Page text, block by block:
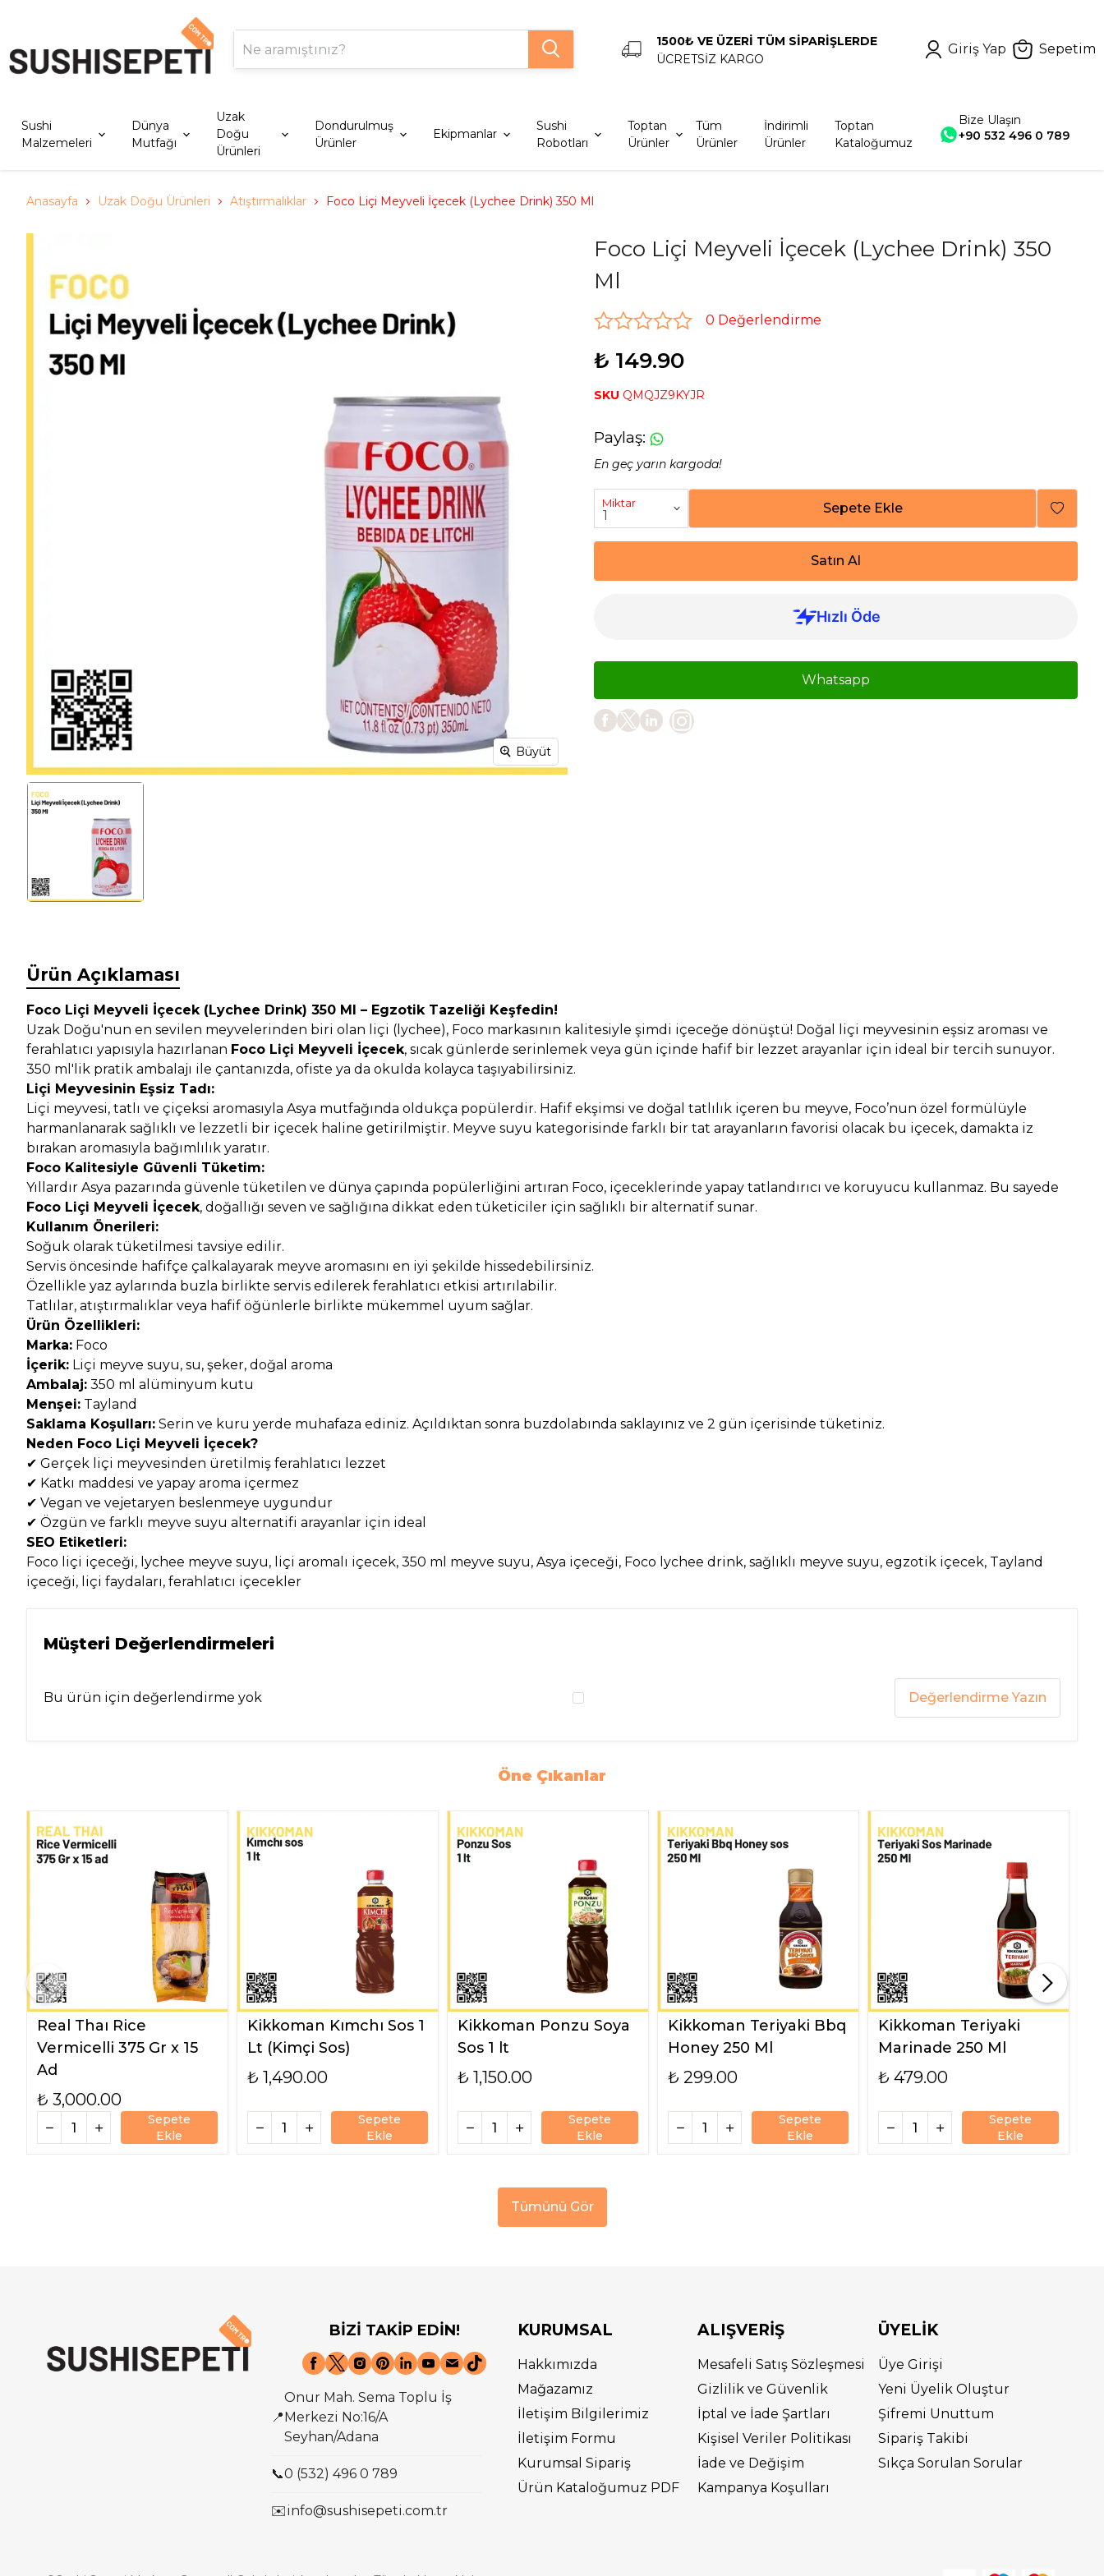
1500₺ VE ÜZERİ TÜM SİPARİŞLERDE
ÜCRETSİZ KARGO
Giriş Yap Sepetim
Sushi
Malzemeleri
Dünya
Mutfağı
Uzak
Doğu
Ürünleri
Dondurulmuş
Ürünler
Ekipmanlar
Sushi
Robotları
Toptan
Ürünler
Tüm
Ürünler
İndirimli
Ürünler
Toptan
Kataloğumuz
Bize Ulaşın
+90 532 496 0 789
Anasayfa Uzak Doğu Ürünleri Atıştırmalıklar Foco Liçi Meyveli İçecek (Lychee Drink) 350 Ml
Büyüt
Foco Liçi Meyveli İçecek (Lychee Drink) 350
Ml
0 Değerlendirme
₺ 149.90
SKU QMQJZ9KYJR
Paylaş:
En geç yarın kargoda!
Miktar Sepete Ekle
Satın Al
Whatsapp
Ürün Açıklaması
Foco Liçi Meyveli İçecek (Lychee Drink) 350 Ml – Egzotik Tazeliği Keşfedin!
Uzak Doğu'nun en sevilen meyvelerinden biri olan liçi (lychee), Foco markasının kalitesiyle şimdi içeceğe dönüştü! Doğal liçi meyvesinin eşsiz aroması ve
ferahlatıcı yapısıyla hazırlanan Foco Liçi Meyveli İçecek, sıcak günlerde serinlemek veya gün içinde hafif bir lezzet arayanlar için ideal bir tercih sunuyor.
350 ml'lik pratik ambalajı ile çantanızda, ofiste ya da okulda kolayca taşıyabilirsiniz.
Liçi Meyvesinin Eşsiz Tadı:
Liçi meyvesi, tatlı ve çiçeksi aromasıyla Asya mutfağında oldukça popülerdir. Hafif ekşimsi ve doğal tatlılık içeren bu meyve, Foco’nun özel formülüyle
harmanlanarak sağlıklı ve lezzetli bir içecek haline getirilmiştir. Meyve suyu kategorisinde farklı bir tat arayanların favorisi olacak bu içecek, damakta iz
bırakan aromasıyla bağımlılık yaratır.
Foco Kalitesiyle Güvenli Tüketim:
Yıllardır Asya pazarında güvenle tüketilen ve dünya çapında popülerliğini artıran Foco, içeceklerinde yapay tatlandırıcı ve koruyucu kullanmaz. Bu sayede
Foco Liçi Meyveli İçecek, doğallığı seven ve sağlığına dikkat eden tüketiciler için sağlıklı bir alternatif sunar.
Kullanım Önerileri:
Soğuk olarak tüketilmesi tavsiye edilir.
Servis öncesinde hafifçe çalkalayarak meyve aromasını en iyi şekilde hissedebilirsiniz.
Özellikle yaz aylarında buzla birlikte servis edilerek ferahlatıcı etkisi artırılabilir.
Tatlılar, atıştırmalıklar veya hafif öğünlerle birlikte mükemmel uyum sağlar.
Ürün Özellikleri:
Marka: Foco
İçerik: Liçi meyve suyu, su, şeker, doğal aroma
Ambalaj: 350 ml alüminyum kutu
Menşei: Tayland
Saklama Koşulları: Serin ve kuru yerde muhafaza ediniz. Açıldıktan sonra buzdolabında saklayınız ve 2 gün içerisinde tüketiniz.
Neden Foco Liçi Meyveli İçecek?
✔ Gerçek liçi meyvesinden üretilmiş ferahlatıcı lezzet
✔ Katkı maddesi ve yapay aroma içermez
✔ Vegan ve vejetaryen beslenmeye uygundur
✔ Özgün ve farklı meyve suyu alternatifi arayanlar için ideal
SEO Etiketleri:
Foco liçi içeceği, lychee meyve suyu, liçi aromalı içecek, 350 ml meyve suyu, Asya içeceği, Foco lychee drink, sağlıklı meyve suyu, egzotik içecek, Tayland
içeceği, liçi faydaları, ferahlatıcı içecekler
Müşteri Değerlendirmeleri
Bu ürün için değerlendirme yok Değerlendirme Yazın
Öne Çıkanlar
Real Thaı Rice
Vermicelli 375 Gr x 15
Ad
₺ 3,000.00
Sepete
Ekle
Kikkoman Kımchı Sos 1
Lt (Kimçi Sos)
₺ 1,490.00
Sepete
Ekle
Kikkoman Ponzu Soya
Sos 1 lt
₺ 1,150.00
Sepete
Ekle
Kikkoman Teriyaki Bbq
Honey 250 Ml
₺ 299.00
Sepete
Ekle
Kikkoman Teriyaki
Marinade 250 Ml
₺ 479.00
Sepete
Ekle
Tümünü Gör
BİZİ TAKİP EDİN!
📍
Onur Mah. Sema Toplu İş
Merkezi No:16/A
Seyhan/Adana
📞0 (532) 496 0 789
✉️info@sushisepeti.com.tr
KURUMSAL
Hakkımızda
Mağazamız
İletişim Bilgilerimiz
İletişim Formu
Kurumsal Sipariş
Ürün Kataloğumuz PDF
ALIŞVERİŞ
Mesafeli Satış Sözleşmesi
Gizlilik ve Güvenlik
İptal ve İade Şartları
Kişisel Veriler Politikası
İade ve Değişim
Kampanya Koşulları
ÜYELİK
Üye Girişi
Yeni Üyelik Oluştur
Şifremi Unuttum
Sipariş Takibi
Sıkça Sorulan Sorular